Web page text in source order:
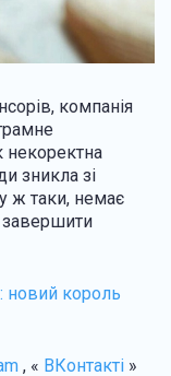
компанія
некоректна
зникла зі
ж таки, немає
завершити
новий король
, « ВКонтакті »